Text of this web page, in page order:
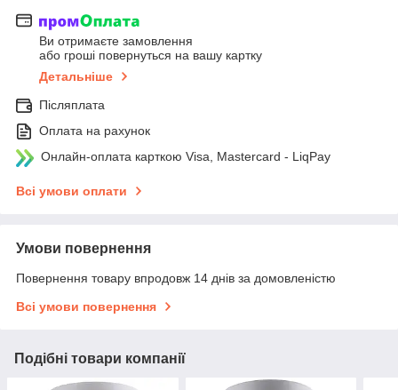
Ви отримаєте замовлення
або гроші повернуться на вашу картку
Детальніше
Післяплата
Оплата на рахунок
Онлайн-оплата карткою Visa, Mastercard - LiqPay
Всі умови оплати
Умови повернення
Повернення товару впродовж 14 днів за домовленістю
Всі умови повернення
Подібні товари компанії